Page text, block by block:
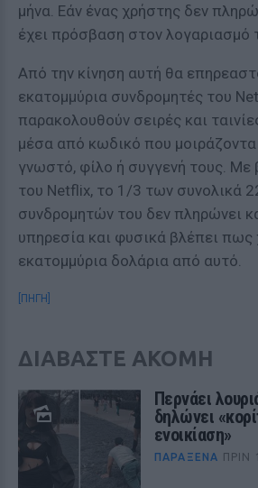
μήνα. Εάν ένας χρήστης δεν
έχει πρόσβαση στον λογαριασμό
Από την κίνηση αυτή θα
εκατομμύρια συνδρομητές του
παρακολουθούν σειρές και
μέσα από κωδικό που
γνωστό, φίλο ή συγγενή τους. Με
του Netflix, το 1/3 των συνολικά
συνδρομητών του δεν πληρώνει
υπηρεσία και φυσικά βλέπει πως
εκατομμύρια δολάρια από αυτό.
[ΠΗΓΗ]
ΔΙΑΒΑΣΤΕ ΑΚΟΜΗ
Περνάει
δηλώνει
ενοικίαση»
ΠΑΡΆΞΕΝΑ ΠΡΙΝ